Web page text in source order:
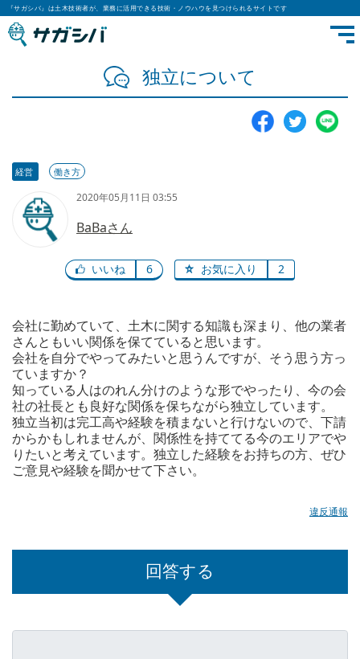
『サガシバ』は土木技術者が、業務に活用できる技術・ノウハウを見つけられるサイトです
独立について
経営 働き方
2020年05月11日 03:55
BaBaさん
いいね 6 お気に入り 2
会社に勤めていて、土木に関する知識も深まり、他の業者
さんともいい関係を保てていると思います。
会社を自分でやってみたいと思うんですが、そう思う方っ
ていますか？
知っている人はのれん分けのような形でやったり、今の会
社の社長とも良好な関係を保ちながら独立しています。
独立当初は完工高や経験を積まないと行けないので、下請
からかもしれませんが、関係性を持ててる今のエリアでや
りたいと考えています。独立した経験をお持ちの方、ぜひ
ご意見や経験を聞かせて下さい。
違反通報
回答する